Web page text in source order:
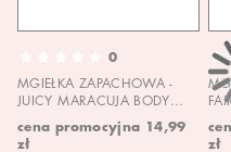
0
MGIEŁKA ZAPACHOWA -
JUICY MARACUJA BODY
cena promocyjna 14,99
zł
zł